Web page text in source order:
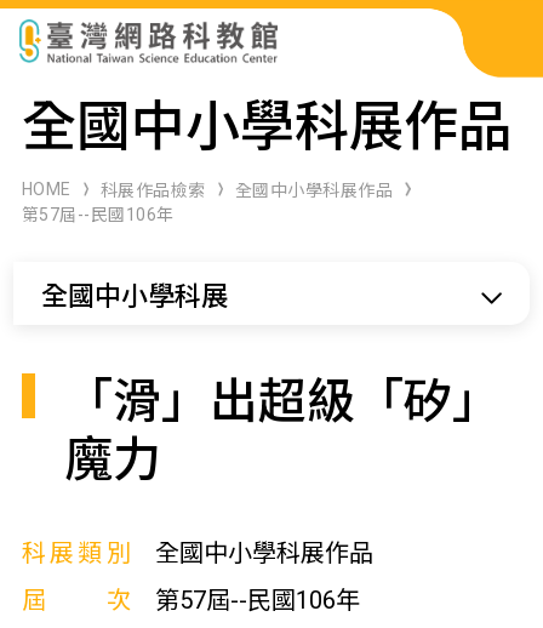
科展作品檢索
科學研習月刊
全國中小學科展作品
HOME 科展作品檢索
全國中小學科展作品
第57屆--民國106年
全國中小學科展
「滑」出超級「矽」
魔力
科展類別
全國中小學科展作品
屆次
第57屆--民國106年